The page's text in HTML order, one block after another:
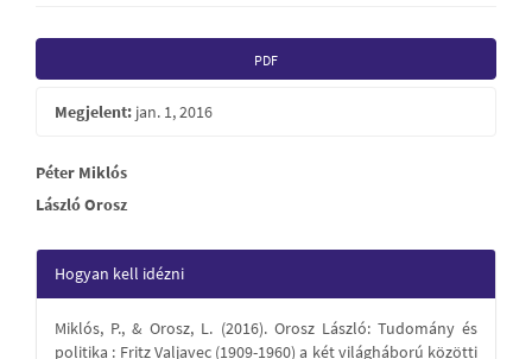
Article
Sidebar
PDF
Megjelent: jan. 1, 2016
Main
Article
Content
Péter Miklós
László Orosz
Article
Details
Hogyan kell idézni
Miklós, P., & Orosz, L. (2016). Orosz László: Tudomány és
politika : Fritz Valjavec (1909-1960) a két világháború közötti